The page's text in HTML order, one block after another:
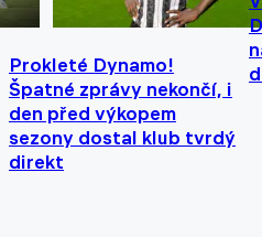
Prokleté Dynamo!
Špatné zprávy nekončí, i
den před výkopem
sezony dostal klub tvrdý
direkt